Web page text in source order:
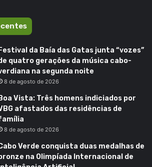
Festival da Baía das Gatas junta “vozes”
quatro gerações da música cabo-
na segunda noite
8 de agosto de 2026
Boa Vista: Três homens indiciados por
afastados das residências de
8 de agosto de 2026
Verde conquista duas medalhas de
bronze na Olimpíada Internacional de